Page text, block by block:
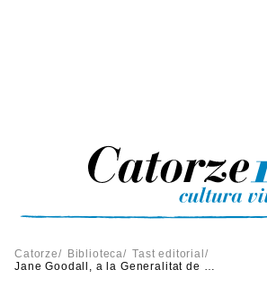
Catorze/ Biblioteca/ Tast editorial /
Jane Goodall, a la Generalitat de Catalunya: «No hauria pogut fer res del que he fet si no hagués tingut una mare extraordinària»